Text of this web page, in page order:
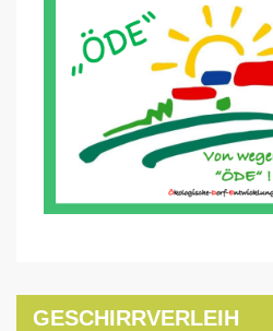
GESCHIRRVERLEIH